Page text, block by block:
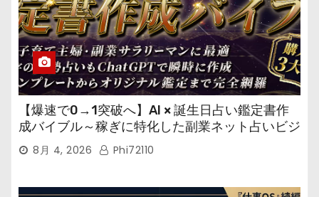
【爆速で0→1突破へ】AI × 誕生日占い鑑定書作
成バイブル～稼ぎに特化した副業ネット占いビジ
ネス8月 4, 2026 Phi72110